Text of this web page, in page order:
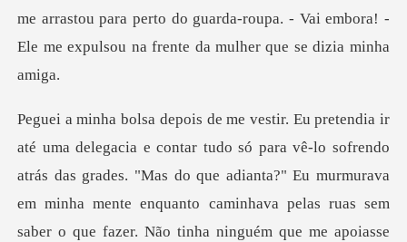
e arrastou para perto do guarda-roupa. - Vai embora! -
El
rava
em minha mente enquanto caminhava pelas ruas sem
saber o que fazer. Não tinha ninguém que me apoiasse